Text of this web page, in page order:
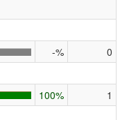
-%
0
100%
1